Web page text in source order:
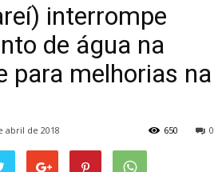
interrompe
de água na
para melhorias na
abril de 2018 0
650